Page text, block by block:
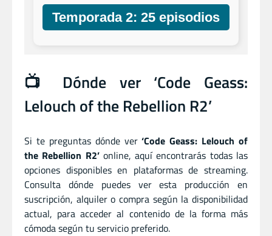
Temporada 2: 25 episodios
📺 Dónde ver ‘Code Geass:
Lelouch of the Rebellion R2’
Si te preguntas dónde ver‘Code Geass: Lelouch of
the Rebellion R2’online, aquí encontrarás todas las
opciones disponibles en plataformas de streaming.
Consulta dónde puedes ver esta producción en
suscripción, alquiler o compra según la disponibilidad
actual, para acceder al contenido de la forma más
cómoda según tu servicio preferido.